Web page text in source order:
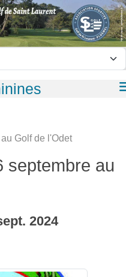
Golf de l'Odet
septembre au
2024